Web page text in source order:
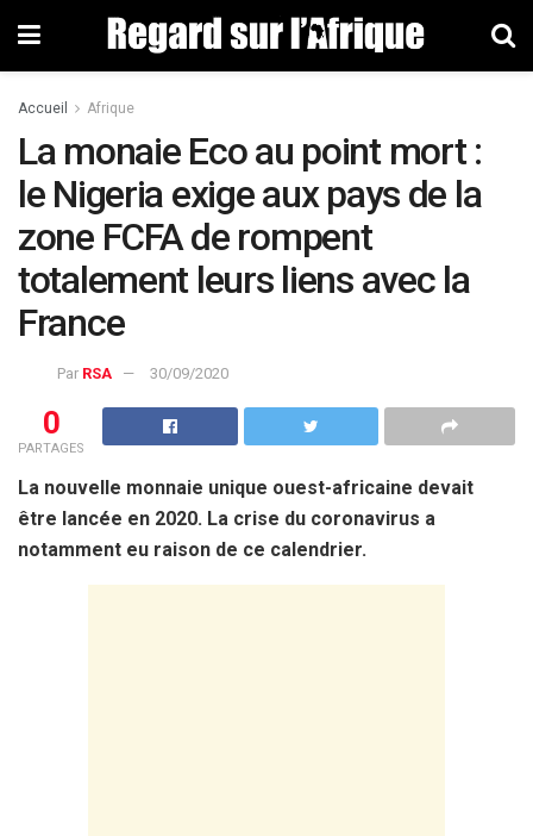
Accueil Afrique
La monaie Eco au point mort :
le Nigeria exige aux pays de la
zone FCFA de rompent
totalement leurs liens avec la
France
Par RSA 30/09/2020
0
PARTAGES
La nouvelle monnaie unique ouest-africaine devait
être lancée en 2020. La crise du coronavirus a
notamment eu raison de ce calendrier.